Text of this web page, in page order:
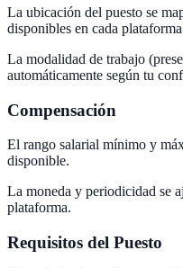
La ubicación del puesto se
disponibles en cada
La modalidad de trabajo
automáticamente según tu
Compensación
El rango salarial mínimo y
disponible.
La moneda y periodicidad se
plataforma.
Requisitos del Puesto